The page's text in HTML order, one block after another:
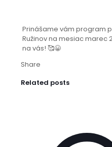
Prinášame vám program
Ružinov na mesiac marec
na vás! 🥰😀
Share
Related posts